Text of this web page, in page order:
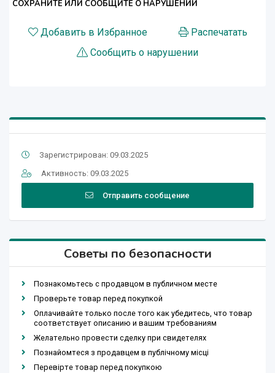
СОХРАНИТЕ ИЛИ СООБЩИТЕ О НАРУШЕНИИ
Добавить в Избранное
Распечатать
Сообщить о нарушении
Зарегистрирован: 09.03.2025
Активность: 09.03.2025
Отправить сообщение
Советы по безопасности
Познакомьтесь с продавцом в публичном месте
Проверьте товар перед покупкой
Оплачивайте только после того как убедитесь, что товар
соответствует описанию и вашим требованиям
Желательно провести сделку при свидетелях
Познайомтеся з продавцем в публічному місці
Перевірте товар перед покупкою